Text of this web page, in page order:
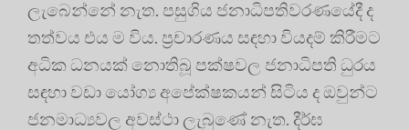
ලැබෙන්නේ නැත. පසුගිය ජනාධිපතිවරණයේදී ද
තත්වය එය ම විය. ප්‍රචාරණය සඳහා වියදම් කිරීමට
අධික ධනයක් නොතිබූ පක්ෂවල ජනාධිපති ධුරය
සඳහා වඩා යෝග්‍ය අපේක්ෂකයන් සිටිය ද ඔවුන්ට
ජනමාධ්‍යවල අවස්ථා ලැබුණේ නැත. දීර්ඝ